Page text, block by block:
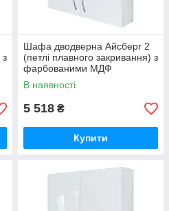
з
Шафа дводверна Айсберг 2
(петлі плавного закривання) з
фарбованими МДФ
фасадами ширина 800
МАКСІ-МЕбель
В наявності
5 518 ₴
Купити